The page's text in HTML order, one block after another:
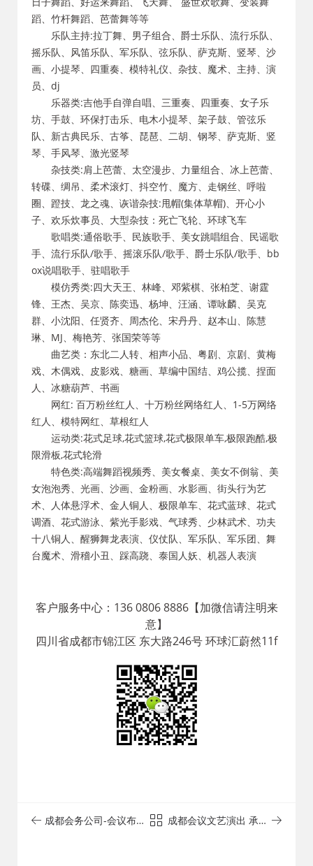
蹈、竹杆舞蹈、芭蕾舞等等
乐队主持:拉丁舞、男子组合、爵士乐队、流行乐队、
摇乐队、风笛乐队、军乐队、弦乐队、萨克斯、竖琴、沙
画、小提琴、四重奏、模特礼仪、杂技、魔术、主持、演
员、dj
乐器类:吉他手自弹自唱、三重奏、四重奏、女子乐
坊、手鼓、环保打击乐、电木小提琴、架子鼓、管弦乐
队、新古典民乐、古筝、琵琶、二胡、钢琴、萨克斯、竖
琴、手风琴、激光竖琴
杂技类:肩上芭蕾、太空漫步、力量组合、冰上芭蕾、
转碟、绸吊、柔术滚灯、抖空竹、魔方、走钢丝、呼啦
圈、蹬技、龙之魂、诙谐杂技:甩帽(集体草帽)、开心小
子、欢乐炊事员、大型杂技：死亡飞轮、环球飞车
歌唱类:通俗歌手、民族歌手、美女跳唱组合、民谣歌
手、流行乐队/歌手、摇滚乐队/歌手、爵士乐队/歌手、bb
ox说唱歌手、驻唱歌手
模仿秀类:四大天王、林峰、邓紫棋、张柏芝、谢霆
锋、王杰、吴京、陈奕迅、杨坤、汪涵、谭咏麟、吴克
群、小沈阳、任贤齐、周杰伦、宋丹丹、赵本山、陈慧
琳、MJ、梅艳芳、张国荣等等
曲艺类：东北二人转、相声小品、粤剧、京剧、黄梅
戏、木偶戏、皮影戏、糖画、草编中国结、鸡公揽、捏面
人、冰糖葫芦、书画
网红: 百万粉丝红人、十万粉丝网络红人、1-5万网络
红人、模特网红、草根红人
运动类:花式足球,花式篮球,花式极限单车,极限跑酷,极
限滑板,花式轮滑
特色类:高端舞蹈视频秀、美女餐桌、美女不倒翁、美
女泡泡秀、光画、沙画、金粉画、水影画、街头行为艺
术、人体悬浮术、金人铜人、极限单车、花式蓝球、花式
调酒、花式游泳、紫光手影戏、气球秀、少林武术、功夫
十八铜人、醒狮舞龙表演、仪仗队、军乐队、军乐团、舞
台魔术、滑稽小丑、踩高跷、泰国人妖、机器人表演
客户服务中心：136 0806 8886【加微信请注明来
意】
四川省成都市锦江区 东大路246号 环球汇蔚然11f
成都会务公司-会议布
成都会议文艺演出 承接